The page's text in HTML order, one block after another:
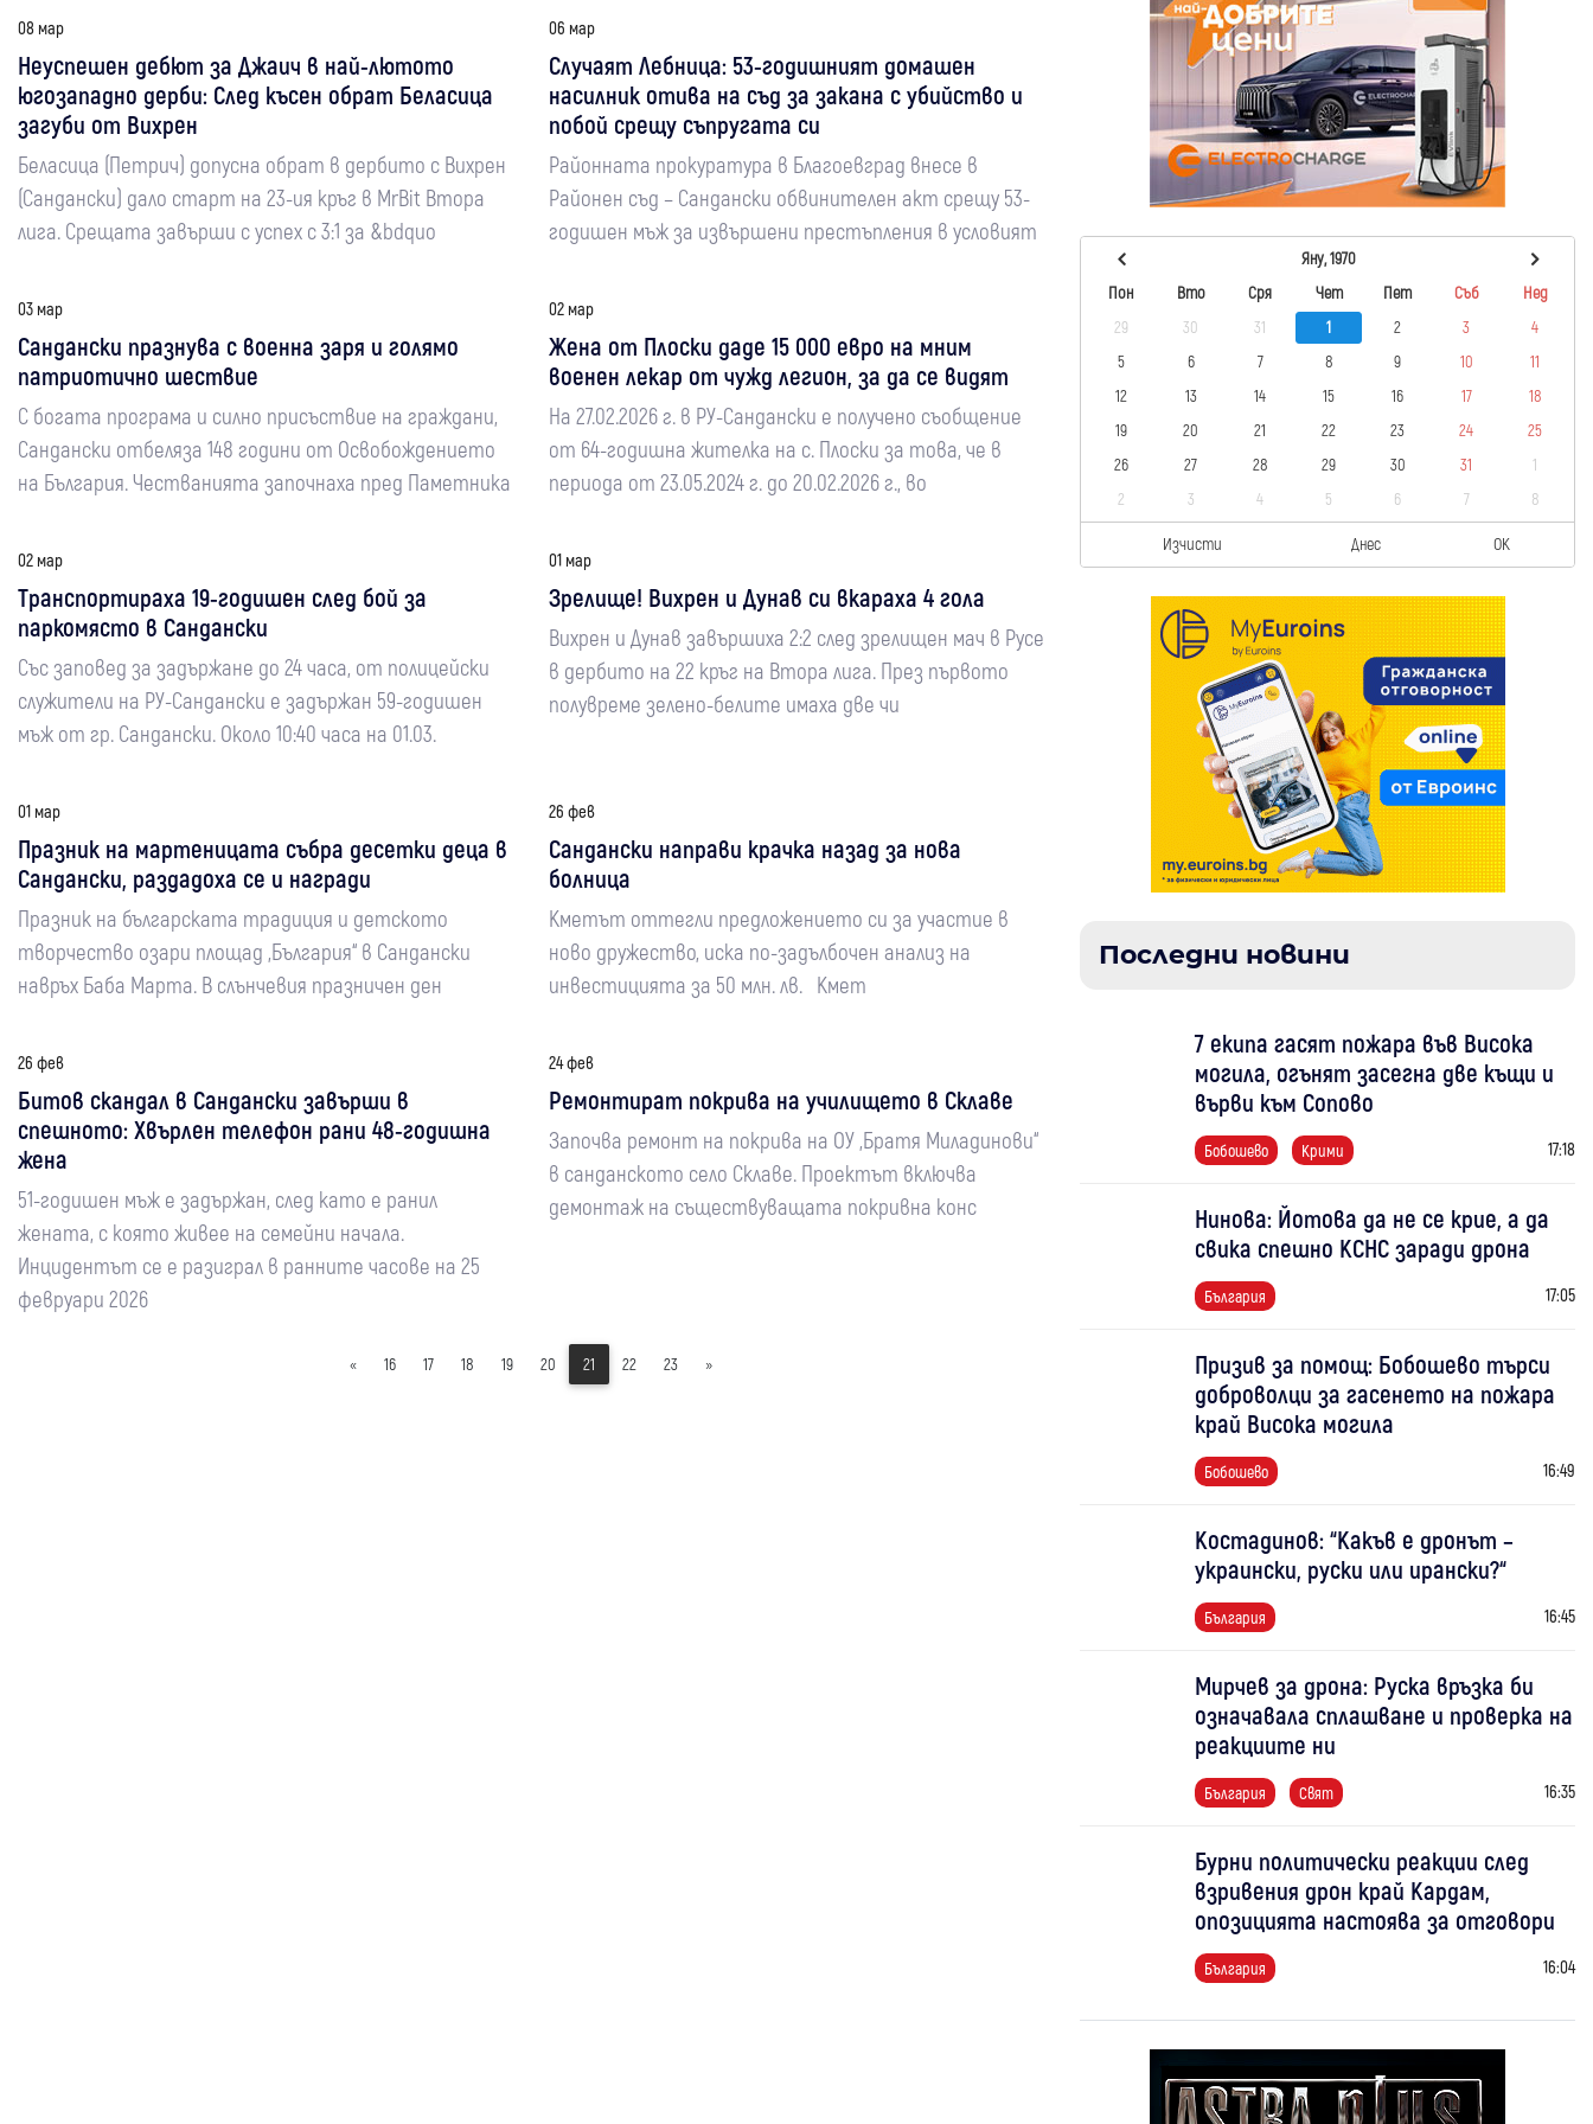
08 мар
Неуспешен дебют за Джаич в най-лютото
югозападно дерби: След късен обрат Беласица
загуби от Вихрен
Беласица (Петрич) допусна обрат в дербито с Вихрен
(Сандански) дало старт на 23-ия кръг в MrBit Втора
лига. Срещата завърши с успех с 3:1 за &bdquo
06 мар
Случаят Лебница: 53-годишният домашен
насилник отива на съд за закана с убийство и
побой срещу съпругата си
Районната прокуратура в Благоевград внесе в
Районен съд – Сандански обвинителен акт срещу 53-
годишен мъж за извършени престъпления в условият
03 мар
Сандански празнува с военна заря и голямо
патриотично шествие
С богата програма и силно присъствие на граждани,
Сандански отбеляза 148 години от Освобождението
на България. Честванията започнаха пред Паметника
02 мар
Жена от Плоски даде 15 000 евро на мним
военен лекар от чужд легион, за да се видят
На 27.02.2026 г. в РУ-Сандански е получено съобщение
от 64-годишна жителка на с. Плоски за това, че в
периода от 23.05.2024 г. до 20.02.2026 г., во
02 мар
Транспортираха 19-годишен след бой за
паркомясто в Сандански
Със заповед за задържане до 24 часа, от полицейски
служители на РУ-Сандански е задържан 59-годишен
мъж от гр. Сандански. Около 10:40 часа на 01.03.
01 мар
Зрелище! Вихрен и Дунав си вкараха 4 гола
Вихрен и Дунав завършиха 2:2 след зрелищен мач в Русе
в дербито на 22 кръг на Втора лига. През първото
полувреме зелено-белите имаха две чи
01 мар
Празник на мартеницата събра десетки деца в
Сандански, раздадоха се и награди
Празник на българската традиция и детското
творчество озари площад „България“ в Сандански
навръх Баба Марта. В слънчевия празничен ден
26 фев
Сандански направи крачка назад за нова
болница
Кметът оттегли предложението си за участие в
ново дружество, иска по-задълбочен анализ на
инвестицията за 50 млн. лв. Кмет
26 фев
Битов скандал в Сандански завърши в
спешното: Хвърлен телефон рани 48-годишна
жена
51-годишен мъж е задържан, след като е ранил
жената, с която живее на семейни начала.
Инцидентът се е разиграл в ранните часове на 25
февруари 2026
24 фев
Ремонтират покрива на училището в Склаве
Започва ремонт на покрива на ОУ „Братя Миладинови“
в санданското село Склаве. Проектът включва
демонтаж на съществуващата покривна конс
« 16 17 18 19 20 21 22 23 »
Яну, 1970
Пон
Вто Сря Чет Пет Съб
Нед
29
30 31 1 2 3
4
5
6 7 8 9 10
11
12
13 14 15 16 17
18
19
20 21 22 23 24
25
26
27 28 29 30 31
1
2
3 4 5 6 7 8
Изчисти Днес OK
Последни новини
7 екипа гасят пожара във Висока
могила, огънят засегна две къщи и
върви към Сопово
Бобошево Крими 17:18
Нинова: Йотова да не се крие, а да
свика спешно КСНС заради дрона
България 17:05
Призив за помощ: Бобошево търси
доброволци за гасенето на пожара
край Висока могила
Бобошево 16:49
Костадинов: “Какъв е дронът –
украински, руски или ирански?“
България 16:45
Мирчев за дрона: Руска връзка би
означавала сплашване и проверка на
реакциите ни
България Свят 16:35
Бурни политически реакции след
взривения дрон край Кардам,
опозицията настоява за отговори
България 16:04